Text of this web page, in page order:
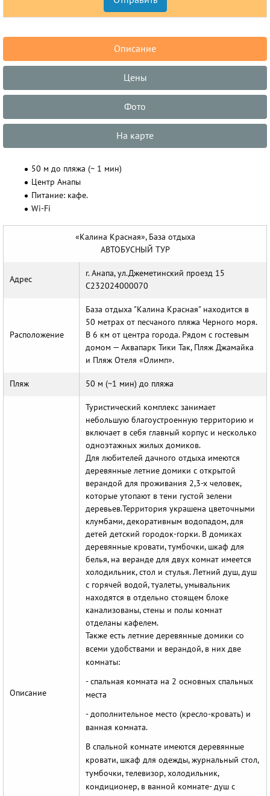
Описание
Цены
Фото
На карте
50 м до пляжа (~ 1 мин)
Центр Анапы
Питание: кафе.
Wi-Fi
«Калина Красная», База отдыха
АВТОБУСНЫЙ ТУР
Адрес
г. Анапа, ул.Джеметинский проезд 15
С232024000070
Расположение
База отдыха "Калина Красная" находится в
50 метрах от песчаного пляжа Черного моря.
В 6 км от центра города. Рядом с гостевым
домом — Аквапарк Тики Так, Пляж Джамайка
и Пляж Отеля «Олимп».
Пляж 50 м (~1 мин) до пляжа
Описание
Туристический комплекс занимает
небольшую благоустроенную территорию и
включает в себя главный корпус и несколько
одноэтажных жилых домиков.
Для любителей дачного отдыха имеются
деревянные летние домики с открытой
верандой для проживания 2,3-х человек,
которые утопают в тени густой зелени
деревьев.Территория украшена цветочными
клумбами, декоративным водопадом, для
детей детский городок-горки. В домиках
деревянные кровати, тумбочки, шкаф для
белья, на веранде для двух комнат имеется
холодильник, стол и стулья. Летний душ, душ
с горячей водой, туалеты, умывальник
находятся в отдельно стоящем блоке
канализованы, стены и полы комнат
отделаны кафелем.
Также есть летние деревянные домики со
всеми удобствами и верандой, в них две
комнаты:
- спальная комната на 2 основных спальных
места
- дополнительное место (кресло-кровать) и
ванная комната.
В спальной комнате имеются деревянные
кровати, шкаф для одежды, журнальный стол,
тумбочки, телевизор, холодильник,
кондиционер, в ванной комнате- душ с